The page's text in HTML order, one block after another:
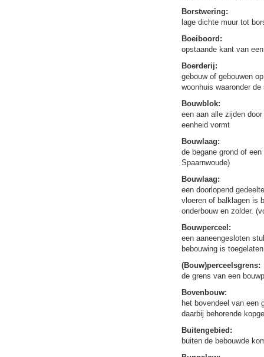
Borstwering:
lage dichte muur tot
Boeiboord:
opstaande kant van
Boerderij:
gebouw of gebouwen
woonhuis waaronder
Bouwblok:
een aan alle zijden
eenheid vormt
Bouwlaag:
de begane grond of
Spaarnwoude)
Bouwlaag:
een doorlopend
vloeren of balklagen is
onderbouw en zolder.
Bouwperceel:
een aaneengesloten
bebouwing is
(Bouw)perceelsgrens:
de grens van een
Bovenbouw:
het bovendeel van een
daarbij behorende
Buitengebied:
buiten de bebouwde